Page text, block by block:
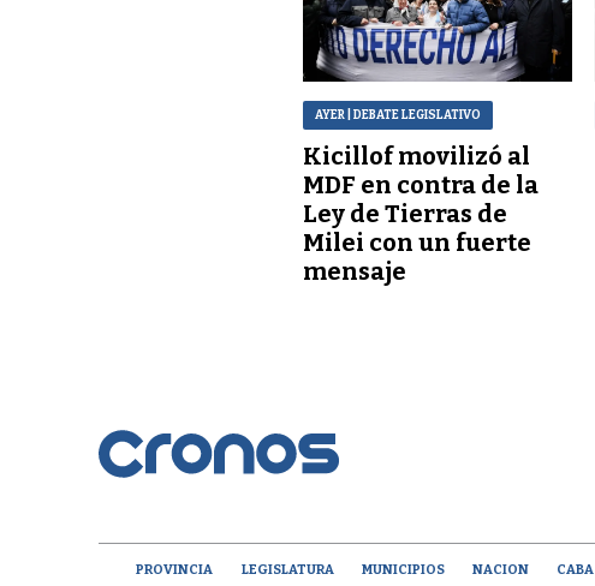
AYER | DEBATE LEGISLATIVO
Kicillof movilizó al
MDF en contra de la
Ley de Tierras de
Milei con un fuerte
mensaje
PROVINCIA LEGISLATURA MUNICIPIOS NACION CABA